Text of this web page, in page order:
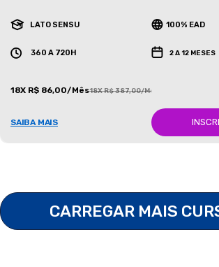
LATO SENSU 100% EAD
360 A 720H 2 A 12 MESES
18X R$ 86,00/Mês18X R$ 387,00/Mês
SAIBA MAIS
CARREGAR MAIS